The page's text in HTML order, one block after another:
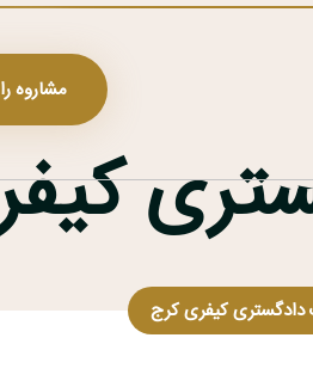
مشاروه
دادگستری کیفری کرج